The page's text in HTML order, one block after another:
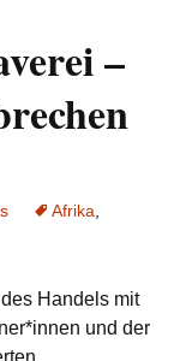
–
Afrika
Handels mit
und der